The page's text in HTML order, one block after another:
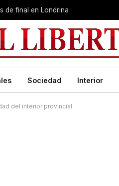
de final en Londrina
Sociedad Interior
del interior provincial